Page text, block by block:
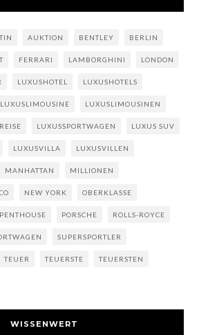
AUKTION BENTLEY BERLIN
FERRARI LAMBORGHINI LONDON
LUXUSHOTEL LUXUSHOTELS
LUXUSLIMOUSINE LUXUSLIMOUSINEN
LUXUSSPORTWAGEN LUXUS SUV
LUXUSVILLA LUXUSVILLEN
MANHATTAN MILLIONEN
NEW YORK OBERKLASSE
PENTHOUSE PORSCHE ROLLS-ROYCE
SUPERSPORTLER
TEUER TEUERSTE TEUERSTEN
WISSENWERT